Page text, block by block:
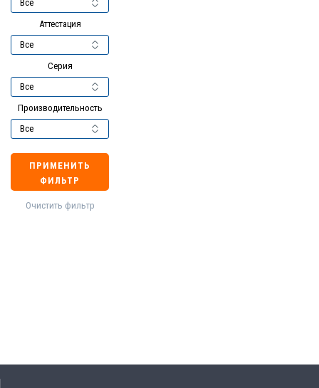
Аттестация
Серия
Производительность
ПРИМЕНИТЬ
ФИЛЬТР
Очистить фильтр